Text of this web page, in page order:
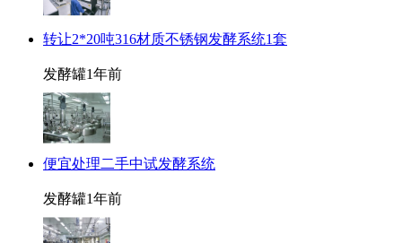
转让2*20吨316材质不锈钢发酵系统1套
发酵罐1年前
便宜处理二手中试发酵系统
发酵罐1年前